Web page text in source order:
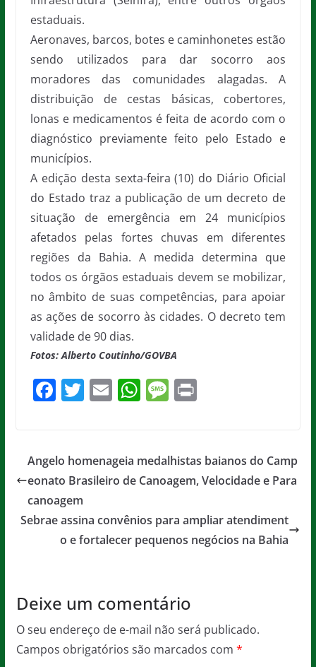
estaduais.
Aeronaves, barcos, botes e caminhonetes estão
sendo utilizados para dar socorro aos
moradores das comunidades alagadas. A
distribuição de cestas básicas, cobertores,
lonas e medicamentos é feita de acordo com o
diagnóstico previamente feito pelo Estado e
municípios.
A edição desta sexta-feira (10) do Diário Oficial
do Estado traz a publicação de um decreto de
situação de emergência em 24 municípios
afetados pelas fortes chuvas em diferentes
regiões da Bahia. A medida determina que
todos os órgãos estaduais devem se mobilizar,
no âmbito de suas competências, para apoiar
as ações de socorro às cidades. O decreto tem
validade de 90 dias.
Fotos: Alberto Coutinho/GOVBA
F
e
b
o
o
k
T
er
E
l
W
s
A
p
M
a
g
Pr
Angelo homenageia medalhistas baianos do Camp
eonato Brasileiro de Canoagem, Velocidade e Para
canoagem
Sebrae assina convênios para ampliar atendiment
o e fortalecer pequenos negócios na Bahia
Deixe um comentário
O seu endereço de e-mail não será publicado.
Campos obrigatórios são marcados com *